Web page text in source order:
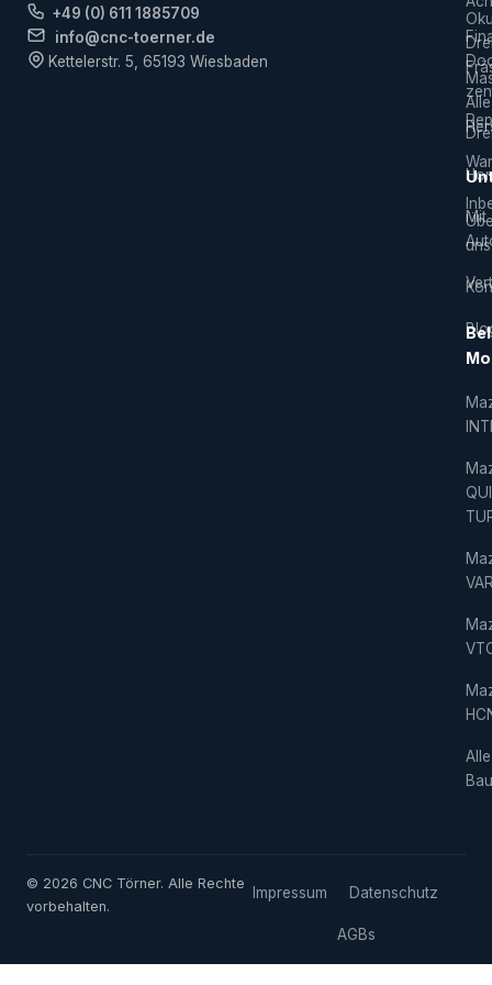
+49 (0) 611 1885709
info@cnc-toerner.de
Kettelerstr. 5, 65193 Wiesbaden
Mit
Alle
Alle
uns
© 2026 CNC Törner. Alle Rechte
vorbehalten.
Impressum Datenschutz
AGBs